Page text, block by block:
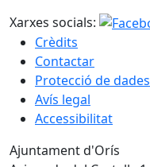
Xarxes socials:
Crèdits
Contactar
Protecció de dades
Avís legal
Accessibilitat
Ajuntament d'Orís